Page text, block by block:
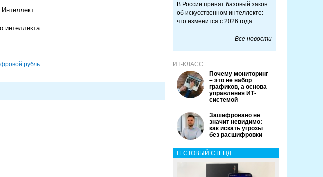
интеллекта
рубль
В России принят базовый закон
об искусственном интеллекте:
что изменится с 2026 года
Все новости
ИТ-КЛАСС
Почему мониторинг
– это не набор
графиков, а основа
управления ИТ-
системой
Зашифровано не
значит невидимо:
как искать угрозы
без расшифровки
ТЕСТОВЫЙ СТЕНД